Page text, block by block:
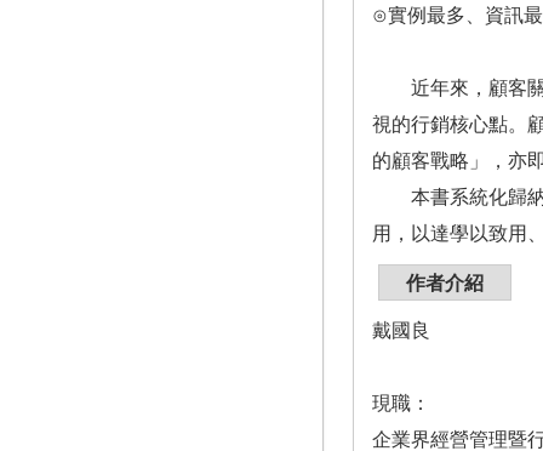
⊙實例最多、資訊
近年來，顧客關
視的行銷核心點。
的顧客戰略」，亦
本書系統化歸納
用，以達學以致用
作者介紹
戴國良
現職：
企業界經營管理暨